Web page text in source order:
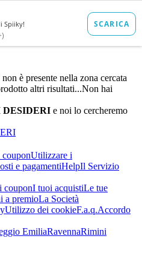
è presente nella zona cercata
altri risultati...Non hai
DESIDERI e noi lo cercheremo
Utilizzare i
e pagamentiHelpIl Servizio
couponI tuoi acquistiLe tue
a premioLa Società
Utilizzo dei cookieF.a.q.Accordo
EmiliaRavennaRimini